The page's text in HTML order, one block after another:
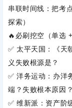
串联时间线：把考
探索）
🔥必刷挖空（单选
✅ 太平天国：《天
义失败根源是？
✅ 洋务运动：办洋
端？失败根本原因？
✅ 维新派：资产阶